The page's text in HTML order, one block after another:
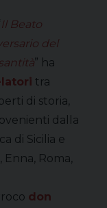
Il Beato
del
” ha
tra
di storia,
dalla
di Sicilia e
Roma,
don